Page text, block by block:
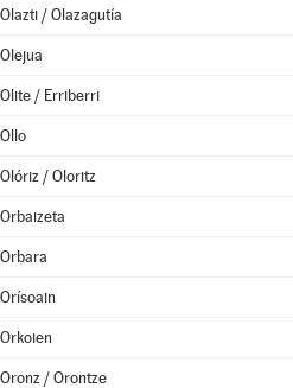
Olazti / Olazagutía
Olejua
Olite / Erriberri
Ollo
Olóriz / Oloritz
Orbaizeta
Orbara
Orísoain
Orkoien
Oronz / Orontze